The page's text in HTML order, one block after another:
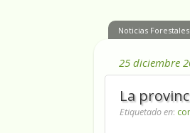
Noticias Forestales
25 diciembre
La
Etiquetado en: